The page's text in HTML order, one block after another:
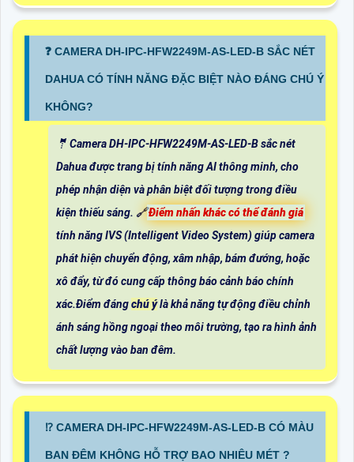
❓ CAMERA DH-IPC-HFW2249M-AS-LED-B SẮC NÉT
DAHUA CÓ TÍNH NĂNG ĐẶC BIỆT NÀO ĐÁNG CHÚ Ý
KHÔNG?
🤵 Camera DH-IPC-HFW2249M-AS-LED-B sắc nét
Dahua được trang bị tính năng AI thông minh, cho
phép nhận diện và phân biệt đối tượng trong điều
kiện thiếu sáng. 🔗Điểm nhấn khác có thể đánh giá
tính năng IVS (Intelligent Video System) giúp camera
phát hiện chuyển động, xâm nhập, bám đướng, hoặc
xô đẩy, từ đó cung cấp thông báo cảnh báo chính
xác.Điểm đángchú ýlà khả năng tự động điều chỉnh
ánh sáng hồng ngoại theo môi trường, tạo ra hình ảnh
chất lượng vào ban đêm.
⁉️ CAMERA DH-IPC-HFW2249M-AS-LED-B CÓ MÀU
BAN ĐÊM KHÔNG HỖ TRỢ BAO NHIÊU MÉT ?